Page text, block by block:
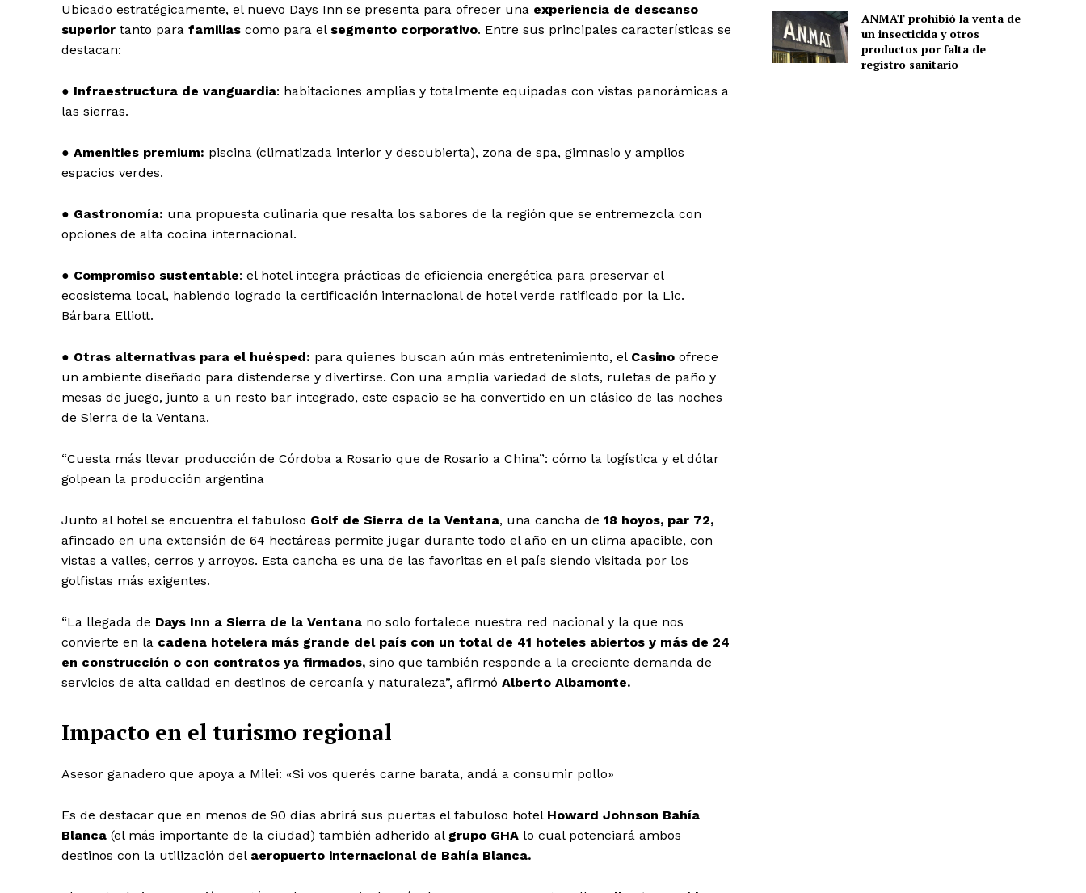
Ubicado estratégicamente, el nuevo Days Inn se presenta para ofrecer una experiencia de descanso
superior tanto para familias como para el segmento corporativo. Entre sus principales características se
destacan:
● Infraestructura de vanguardia: habitaciones amplias y totalmente equipadas con vistas panorámicas a
las sierras.
● Amenities premium: piscina (climatizada interior y descubierta), zona de spa, gimnasio y amplios
espacios verdes.
● Gastronomía: una propuesta culinaria que resalta los sabores de la región que se entremezcla con
opciones de alta cocina internacional.
● Compromiso sustentable: el hotel integra prácticas de eficiencia energética para preservar el
ecosistema local, habiendo logrado la certificación internacional de hotel verde ratificado por la Lic.
Bárbara Elliott.
● Otras alternativas para el huésped: para quienes buscan aún más entretenimiento, el Casino ofrece
un ambiente diseñado para distenderse y divertirse. Con una amplia variedad de slots, ruletas de paño y
mesas de juego, junto a un resto bar integrado, este espacio se ha convertido en un clásico de las noches
de Sierra de la Ventana.
“Cuesta más llevar producción de Córdoba a Rosario que de Rosario a China”: cómo la logística y el dólar
golpean la producción argentina
Junto al hotel se encuentra el fabuloso Golf de Sierra de la Ventana, una cancha de 18 hoyos, par 72,
afincado en una extensión de 64 hectáreas permite jugar durante todo el año en un clima apacible, con
vistas a valles, cerros y arroyos. Esta cancha es una de las favoritas en el país siendo visitada por los
golfistas más exigentes.
“La llegada de Days Inn a Sierra de la Ventana no solo fortalece nuestra red nacional y la que nos
convierte en la cadena hotelera más grande del país con un total de 41 hoteles abiertos y más de 24
en construcción o con contratos ya firmados, sino que también responde a la creciente demanda de
servicios de alta calidad en destinos de cercanía y naturaleza”, afirmó Alberto Albamonte.
Impacto en el turismo regional
Asesor ganadero que apoya a Milei: «Si vos querés carne barata, andá a consumir pollo»
Es de destacar que en menos de 90 días abrirá sus puertas el fabuloso hotel Howard Johnson Bahía
Blanca (el más importante de la ciudad) también adherido al grupo GHA lo cual potenciará ambos
destinos con la utilización del aeropuerto internacional de Bahía Blanca.
ANMAT prohibió la venta de
un insecticida y otros
productos por falta de
registro sanitario